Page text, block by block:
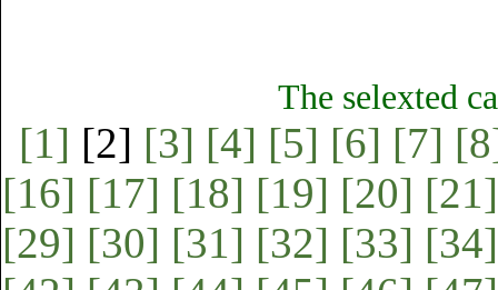
The selexted
[1] [2] [3] [4] [5] [6] [7]
[16] [17] [18] [19] [20] [21]
[29] [30] [31] [32] [33] [34]